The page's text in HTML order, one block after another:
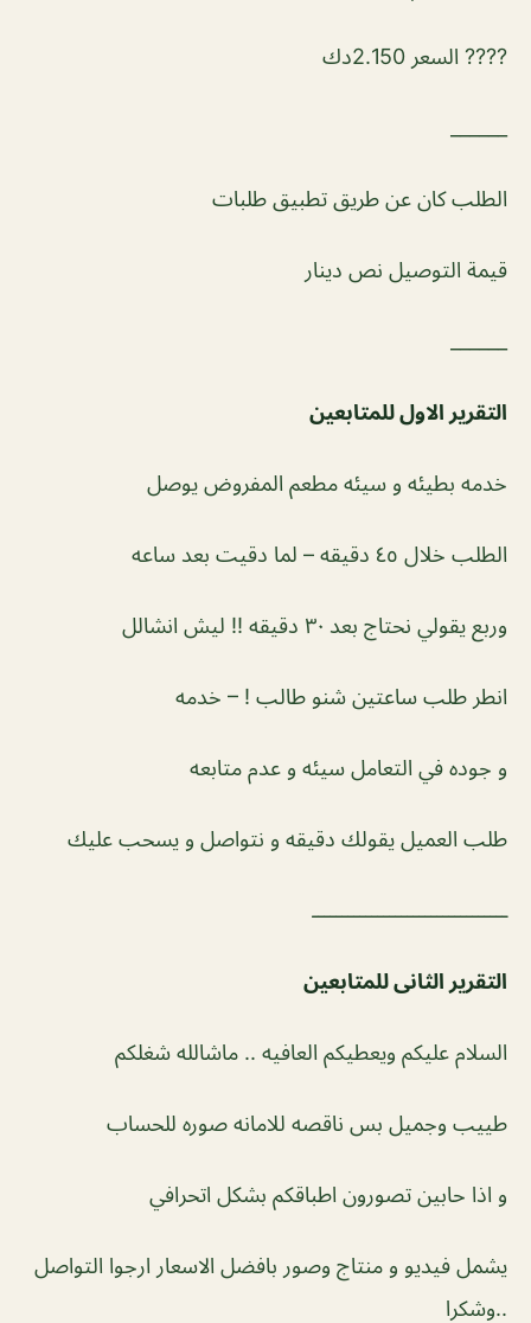
???? السعر 2.150دك
الطلب كان عن طريق تطبيق طلبات
قيمة التوصيل نص دينار
التقرير الاول للمتابعين
خدمه بطيئه و سيئه مطعم المفروض يوصل
الطلب خلال ٤٥ دقيقه – لما دقيت بعد ساعه
وربع يقولي نحتاج بعد ٣٠ دقيقه !! ليش انشالل
انطر طلب ساعتين شنو طالب ! – خدمه
و جوده في التعامل سيئه و عدم متابعه
طلب العميل يقولك دقيقه و نتواصل و يسحب عليك
ـــــــــــــــــــــــــــــــــ
التقرير الثانى للمتابعين
السلام عليكم ويعطيكم العافيه .. ماشالله شغلكم
طييب وجميل بس ناقصه للامانه صوره للحساب
و اذا حابين تصورون اطباقكم بشكل اتحرافي
يشمل فيديو و منتاج وصور بافضل الاسعار ارجوا التواصل
..وشكرا